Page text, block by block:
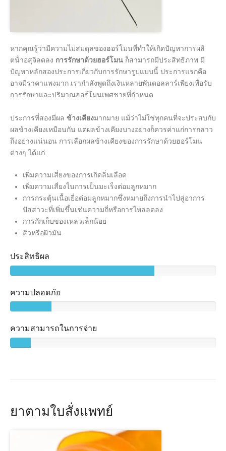
หากคุณรู้ว่ามีความไม่สมดุลของฮอร์โมนที่ทําให้เกิดปัญหาการผลิ
ตน้ําอสุจิลดลง การรักษาด้วยฮอร์โมน ก็สามารถมีประสิทธิภาพ มี
ปัญหาหลักสองประการเกี่ยวกับการรักษารูปแบบนี้ ประการแรกคือ
อาจมีราคาแพงมาก เรากําลังพูดถึงเงินหลายพันดอลลาร์เพียงเพื่อรับ
การรักษาและปริมาณฮอร์โมนเพศชายที่กําหนด
ประการที่สองมีผล ข้างเคียงมากมาย แม้ว่าไม่ใช่ทุกคนที่จะประสบกับ
ผลข้างเคียงเหมือนกัน แต่ผลข้างเคียงบางอย่างก็ควรค่าแก่การกล่าว
ถึงอย่างแน่นอน การเลือกผลข้างเคียงของการรักษาด้วยฮอร์โมน
ต่างๆ ได้แก่:
เพิ่มความเสี่ยงของการเกิดลิ่มเลือด
เพิ่มความเสี่ยงในการเป็นมะเร็งต่อมลูกหมาก
การกระตุ้นเนื้อเยื่อต่อมลูกหมากซึ่งหมายถึงการนําไปสู่อาการ
ปัสสาวะที่เพิ่มขึ้นเช่นความถี่หรือการไหลลดลง
การกักเก็บของเหลวเล็กน้อย
สิวหรือผิวมัน
ประสิทธิผล
ความปลอดภัย
ความสามารถในการจ่าย
ยาตามใบสั่งแพทย์